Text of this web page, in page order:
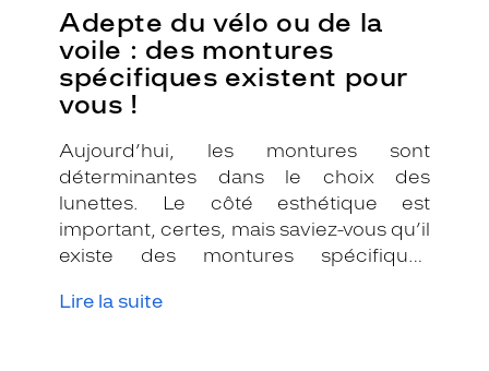
Adepte du vélo ou de la
voile : des montures
spécifiques existent pour
vous !
Aujourd’hui, les montures sont
déterminantes dans le choix des
lunettes. Le côté esthétique est
important, certes, mais saviez-vous qu’il
existe des montures spécifiques
Lire la suite